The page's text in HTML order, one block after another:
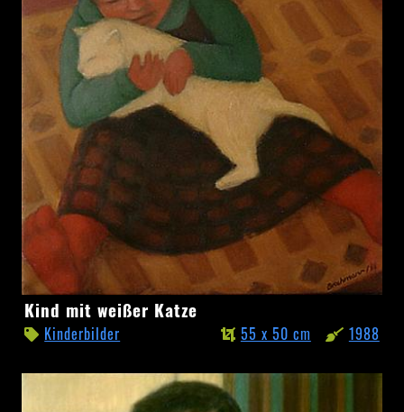
Kind
mit
weißer
Katze
Kind mit weißer Katze
Kinderbilder 1988
55 x 50 cm